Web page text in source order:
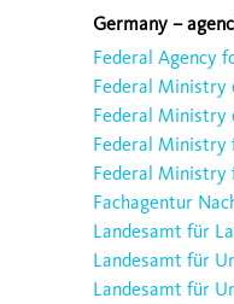
Germany –
Federal Agency
Federal Ministry
Federal Ministry
Federal Ministry
Federal Ministry
Fachagentur
Landesamt für
Landesamt für
Landesamt für